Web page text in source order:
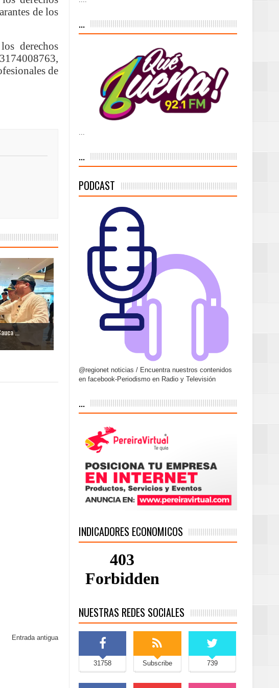
que llevaban décadas sin
gracias al Gobierno de
de los
derechos
de
...
Entrada antigua
...
...
PODCAST
@regionet noticias / Encuentra nuestros contenidos
en facebook-Periodismo en Radio y Televisión
...
INDICADORES ECONOMICOS
NUESTRAS REDES SOCIALES
31758 Subscribe 739